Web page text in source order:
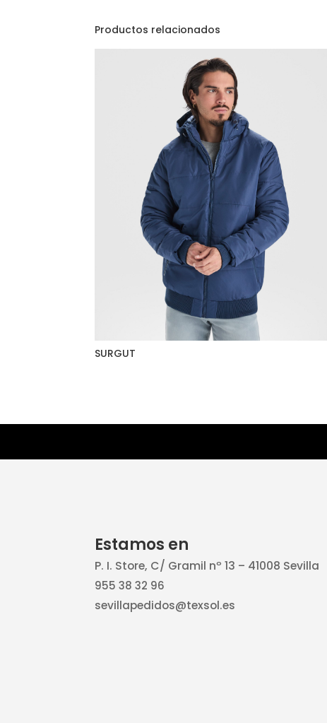
Productos relacionados
SURGUT
Estamos en
P. I. Store, C/ Gramil nº 13 – 41008 Sevilla
955 38 32 96
sevillapedidos@texsol.es